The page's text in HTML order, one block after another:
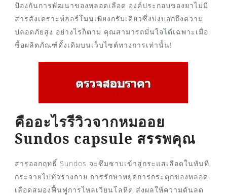
ป้องกันการพัฒนาของหลอดเลือด องค์ประกอบของยาไม่มี
สารสังเคราะห์ฮอร์โมนเพียงกรัมเดียวซึ่งบ่งบอกถึงความ
ปลอดภัยสูง อย่างไรก็ตาม คุณสามารถมั่นใจได้เฉพาะเมื่อ
ซื้อผลิตภัณฑ์ดั้งเดิมบนเว็บไซต์ทางการเท่านั้น!
คืออะไรรีวิวจากหมออย
Sundos capsule สรรพคุณ
สารออกฤทธิ์ Sundos จะซึมซาบเข้าสู่กระแสเลือดในทันที
กระจายไปทั่วร่างกาย การรักษาหยุดการกระตุกของหลอด
เลือดสมองฟื้นฟูการไหลเวียนโลหิต ส่งผลให้ความดันลด